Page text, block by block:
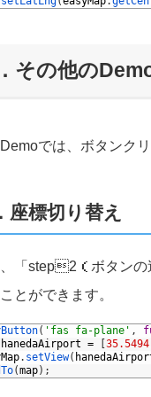
その他の
では、ボタンク
座標切り替え
「step2（ボタンの
とができます。
( 'fas fa-plane' ,
hanedaAirport = [35.5494
. setView(
(map) ;